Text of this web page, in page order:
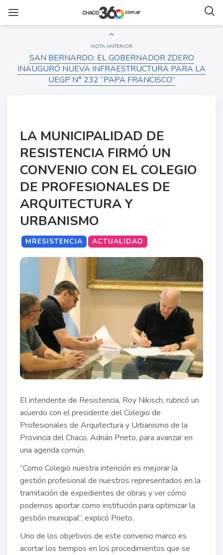
NOTA ANTERIOR
SAN BERNARDO: EL GOBERNADOR ZDERO
INAUGURÓ NUEVA INFRAESTRUCTURA PARA LA
UEGP N° 232 “PAPA FRANCISCO”
LA MUNICIPALIDAD DE
RESISTENCIA FIRMÓ UN
CONVENIO CON EL COLEGIO
DE PROFESIONALES DE
ARQUITECTURA Y
URBANISMO
MRESISTENCIA ACTUALIDAD
El intendente de Resistencia, Roy Nikisch, rubricó un
acuerdo con el presidente del Colegio de
Profesionales de Arquitectura y Urbanismo de la
Provincia del Chaco, Adrián Prieto, para avanzar en
una agenda común.
“Como Colegio nuestra intención es mejorar la
gestión profesional de nuestros representados en la
tramitación de expedientes de obras y ver cómo
podemos aportar como institución para optimizar la
gestión municipal”, explicó Prieto.
Uno de los objetivos de este convenio marco es
acortar los tiempos en los procedimientos que se